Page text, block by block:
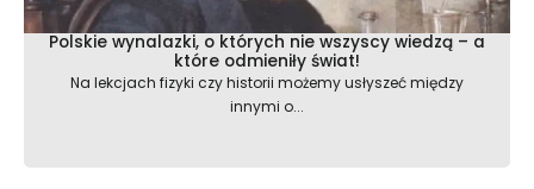
Polskie wynalazki, o których nie wszyscy wiedzą – a
które odmieniły świat!
Na lekcjach fizyki czy historii możemy usłyszeć między
innymi o...